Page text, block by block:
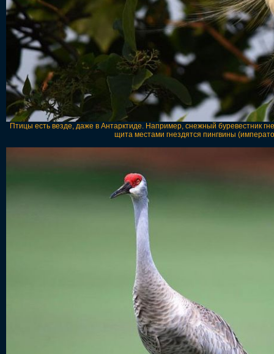
Птицы есть везде, даже в Антарктиде. Например, снежный буревестник
щита местами гнездятся пингвины